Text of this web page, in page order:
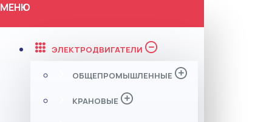
МЕНЮ
ЭЛЕКТРОДВИГАТЕЛИ
ОБЩЕПРОМЫШЛЕННЫЕ
КРАНОВЫЕ